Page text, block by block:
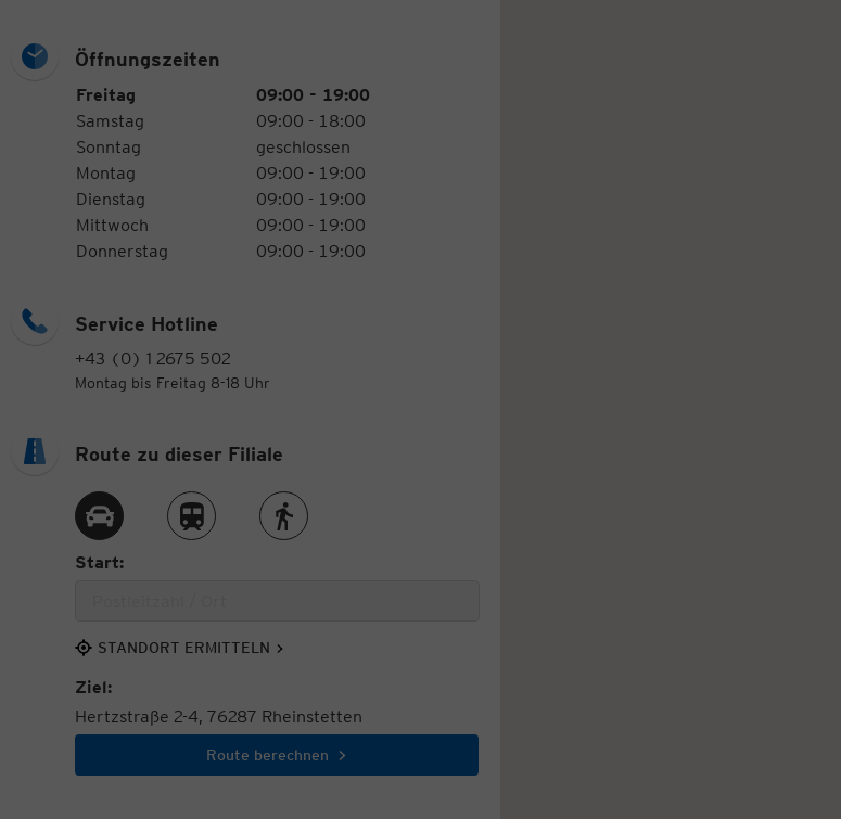
Öffnungszeiten
Öffnungszeiten
Wochentag
Freitag
09:00 - 19:00
Samstag
09:00 - 18:00
Sonntag
geschlossen
Montag
09:00 - 19:00
Dienstag
09:00 - 19:00
Mittwoch
09:00 - 19:00
Donnerstag
09:00 - 19:00
Service Hotline
+43 (0) 1 2675 502
Montag bis Freitag 8-18 Uhr
Route zu dieser Filiale
Route per AutoRoute per ZugRoute zu Fuß
Start:
STANDORT ERMITTELN
Ziel:
Hertzstraße 2-4, 76287 Rheinstetten
Route berechnen